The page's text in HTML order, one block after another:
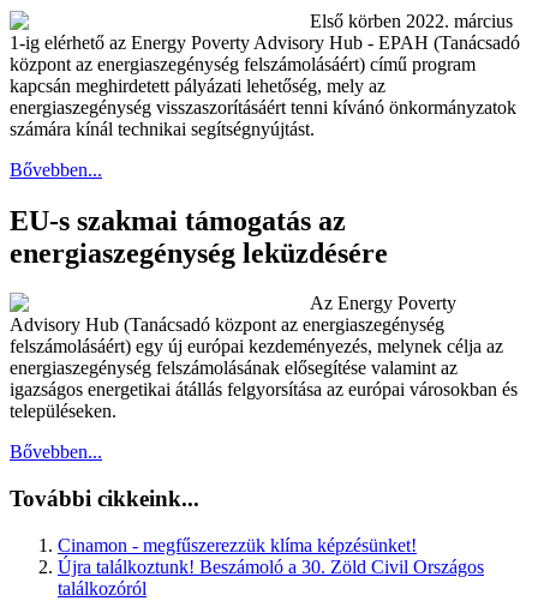
Első körben 2022. március
1-ig elérhető az Energy Poverty Advisory Hub - EPAH (Tanácsadó
központ az energiaszegénység felszámolásáért) című program
kapcsán meghirdetett pályázati lehetőség, mely az
energiaszegénység visszaszorításáért tenni kívánó önkormányzatok
számára kínál technikai segítségnyújtást.
Bővebben...
EU-s szakmai támogatás az
energiaszegénység leküzdésére
Az Energy Poverty
Advisory Hub (Tanácsadó központ az energiaszegénység
felszámolásáért) egy új európai kezdeményezés, melynek célja az
energiaszegénység felszámolásának elősegítése valamint az
igazságos energetikai átállás felgyorsítása az európai városokban és
településeken.
Bővebben...
További cikkeink...
Cinamon - megfűszerezzük klíma képzésünket!
Újra találkoztunk! Beszámoló a 30. Zöld Civil Országos
találkozóról